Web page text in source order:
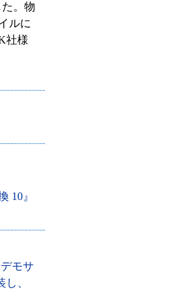
た。物
ルに
社様
10』
モサ
、